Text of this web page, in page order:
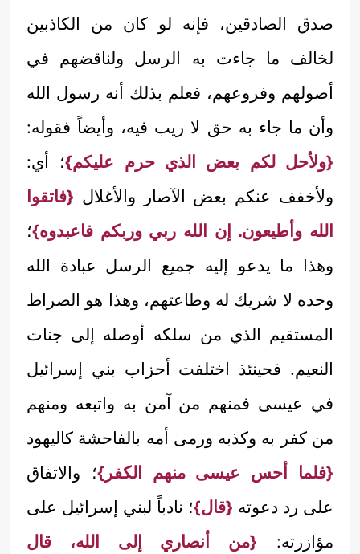
صدق الصادقين، فإنه لو كان من الكاذبين
لخالف ما جاءت به الرسل ولناقضهم في
أصولهم وفروعهم، فعلم بذلك أنه رسول الله
وأن ما جاء به حق لا ريب فيه، وأيضاً فقوله:
{ولأحل لكم بعض الذي حرم عليكم}؛ أي:
ولأخفف عنكم بعض الآصار والأغلال {فاتقوا
الله وأطيعون. إن الله ربي وربكم فاعبدوه}؛
وهذا ما يدعو إليه جميع الرسل عبادة الله
وحده لا شريك له وطاعتهم، وهذا هو الصراط
المستقيم الذي من سلكه أوصله إلى جنات
النعيم. فحينئذ اختلفت أحزاب بني إسرائيل
في عيسى فمنهم من آمن به واتبعه ومنهم
من كفر به وكذبه ورمى أمه بالفاحشة كاليهود
{فلما أحس عيسى منهم الكفر}؛ والاتفاق
على رد دعوته {قال}؛ نادباً لبني إسرائيل على
مؤازرته: {من أنصاري إلى الله، قال